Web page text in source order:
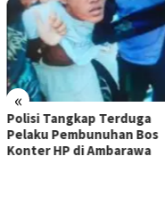
«
Polisi Tangkap Terduga
Pelaku Pembunuhan Bos
Konter HP di Ambarawa